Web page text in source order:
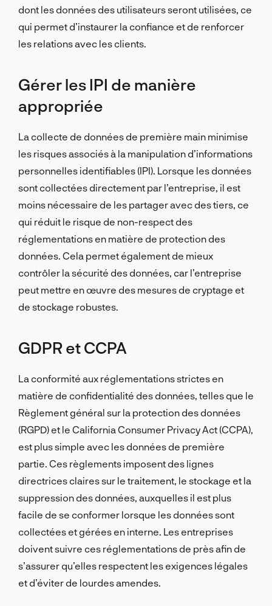
dont les données des utilisateurs seront utilisées, ce
qui permet d’instaurer la confiance et de renforcer
les relations avec les clients.
Gérer les IPI de manière
appropriée
La collecte de données de première main minimise
les risques associés à la manipulation d’informations
personnelles identifiables (IPI). Lorsque les données
sont collectées directement par l’entreprise, il est
moins nécessaire de les partager avec des tiers, ce
qui réduit le risque de non-respect des
réglementations en matière de protection des
données. Cela permet également de mieux
contrôler la sécurité des données, car l’entreprise
peut mettre en œuvre des mesures de cryptage et
de stockage robustes.
GDPR et CCPA
La conformité aux réglementations strictes en
matière de confidentialité des données, telles que le
Règlement général sur la protection des données
(RGPD) et le California Consumer Privacy Act (CCPA),
est plus simple avec les données de première
partie. Ces règlements imposent des lignes
directrices claires sur le traitement, le stockage et la
suppression des données, auxquelles il est plus
facile de se conformer lorsque les données sont
collectées et gérées en interne. Les entreprises
doivent suivre ces réglementations de près afin de
s’assurer qu’elles respectent les exigences légales
et d’éviter de lourdes amendes.